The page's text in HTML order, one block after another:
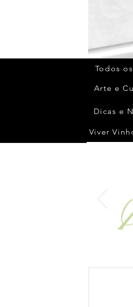
Todos
Arte e
Dicas e
Viver